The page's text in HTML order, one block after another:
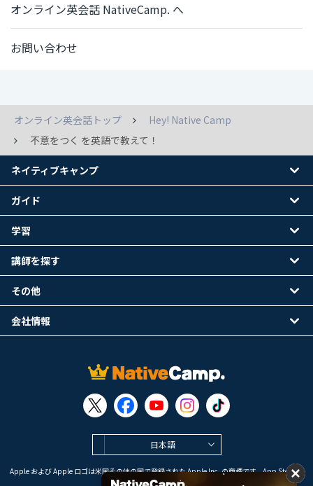
オンライン英会話 NativeCamp. へ
お問い合わせ
オンライン英会話トップ
Hey! Native Camp
不意をつく を英語で教えて！
日本語
Apple および Apple ロゴは米国その他の国で登録された Apple Inc. の商標です。App Store は
Apple Inc. のサービスマークです。
ネイティブキャンプ
ガイド
学習
講師を探す
その他
会社情報